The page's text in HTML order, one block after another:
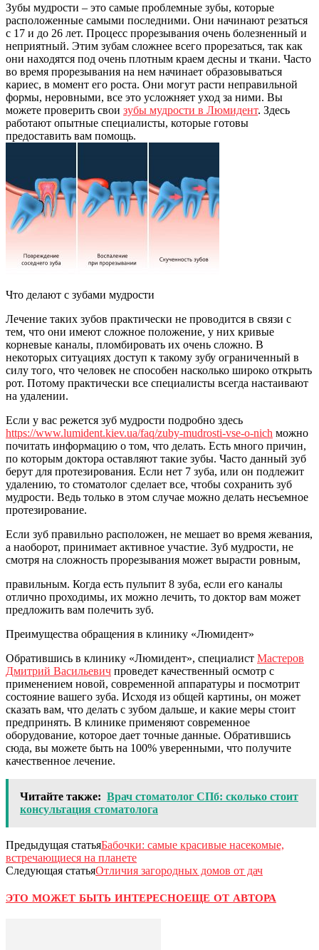
Зубы мудрости – это самые проблемные зубы, которые
расположенные самыми последними. Они начинают резаться
с 17 и до 26 лет. Процесс прорезывания очень болезненный и
неприятный. Этим зубам сложнее всего прорезаться, так как
они находятся под очень плотным краем десны и ткани. Часто
во время прорезывания на нем начинает образовываться
кариес, в момент его роста. Они могут расти неправильной
формы, неровными, все это усложняет уход за ними. Вы
можете проверить свои зубы мудрости в Люмидент. Здесь
работают опытные специалисты, которые готовы
предоставить вам помощь.
Что делают с зубами мудрости
Лечение таких зубов практически не проводится в связи с
тем, что они имеют сложное положение, у них кривые
корневые каналы, пломбировать их очень сложно. В
некоторых ситуациях доступ к такому зубу ограниченный в
силу того, что человек не способен насколько широко открыть
рот. Потому практически все специалисты всегда настаивают
на удалении.
Если у вас режется зуб мудрости подробно здесь
https://www.lumident.kiev.ua/faq/zuby-mudrosti-vse-o-nich можно
почитать информацию о том, что делать. Есть много причин,
по которым доктора оставляют такие зубы. Часто данный зуб
берут для протезирования. Если нет 7 зуба, или он подлежит
удалению, то стоматолог сделает все, чтобы сохранить зуб
мудрости. Ведь только в этом случае можно делать несъемное
протезирование.
Если зуб правильно расположен, не мешает во время жевания,
а наоборот, принимает активное участие. Зуб мудрости, не
смотря на сложность прорезывания может вырасти ровным,
правильным. Когда есть пульпит 8 зуба, если его каналы
отлично проходимы, их можно лечить, то доктор вам может
предложить вам полечить зуб.
Преимущества обращения в клинику «Люмидент»
Обратившись в клинику «Люмидент», специалист Мастеров
Дмитрий Васильевич проведет качественный осмотр с
применением новой, современной аппаратуры и посмотрит
состояние вашего зуба. Исходя из общей картины, он может
сказать вам, что делать с зубом дальше, и какие меры стоит
предпринять. В клинике применяют современное
оборудование, которое дает точные данные. Обратившись
сюда, вы можете быть на 100% уверенными, что получите
качественное лечение.
Читайте также: Врач стоматолог СПб: сколько стоит
консультация стоматолога
Предыдущая статьяБабочки: самые красивые насекомые,
встречающиеся на планете
Следующая статьяОтличия загородных домов от дач
ЭТО МОЖЕТ БЫТЬ ИНТЕРЕСНОЕЩЕ ОТ АВТОРА